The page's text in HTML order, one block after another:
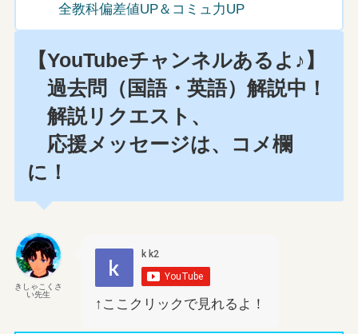
全教科偏差値UP＆コミュ力UP
【YouTubeチャンネルあるよ♪】
過去問（国語・英語）解説中！
解説リクエスト、
応援メッセージは、コメ欄
に！
きしゃこくさ
い先生
↑ここクリックで見れるよ！